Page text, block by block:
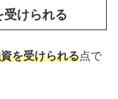
受けられる
を受けられる点で